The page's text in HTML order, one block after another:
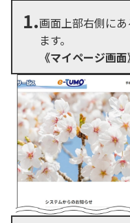
1.画面上部右側にあ
ます。
《マイページ画面